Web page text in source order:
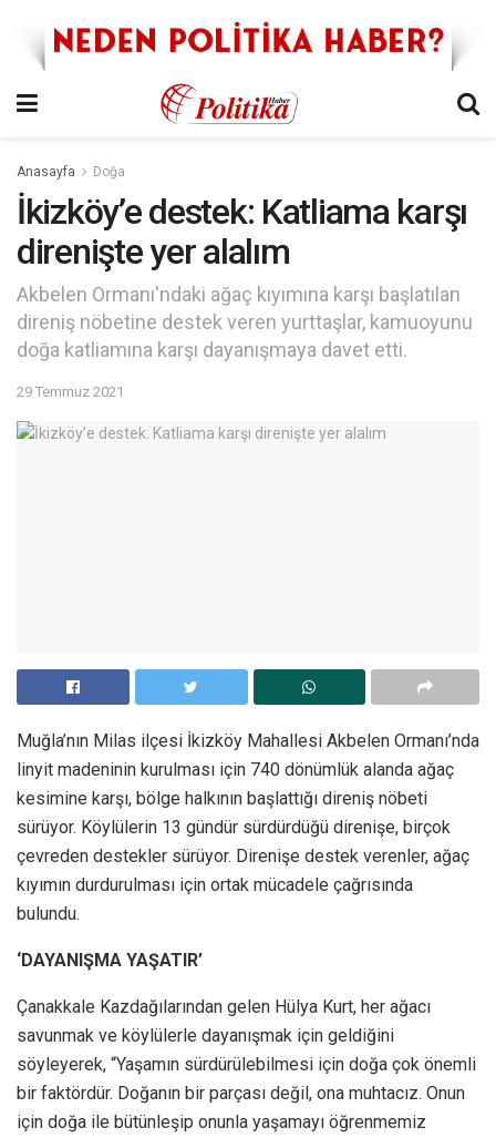
Anasayfa Doğa
İkizköy’e destek: Katliama karşı
direnişte yer alalım
Akbelen Ormanı'ndaki ağaç kıyımına karşı başlatılan
direniş nöbetine destek veren yurttaşlar, kamuoyunu
doğa katliamına karşı dayanışmaya davet etti.
29 Temmuz 2021
Muğla’nın Milas ilçesi İkizköy Mahallesi Akbelen Ormanı’nda
linyit madeninin kurulması için 740 dönümlük alanda ağaç
kesimine karşı, bölge halkının başlattığı direniş nöbeti
sürüyor. Köylülerin 13 gündür sürdürdüğü direnişe, birçok
çevreden destekler sürüyor. Direnişe destek verenler, ağaç
kıyımın durdurulması için ortak mücadele çağrısında
bulundu.
‘DAYANIŞMA YAŞATIR’
Çanakkale Kazdağılarından gelen Hülya Kurt, her ağacı
savunmak ve köylülerle dayanışmak için geldiğini
söyleyerek, “Yaşamın sürdürülebilmesi için doğa çok önemli
bir faktördür. Doğanın bir parçası değil, ona muhtacız. Onun
için doğa ile bütünleşip onunla yaşamayı öğrenmemiz